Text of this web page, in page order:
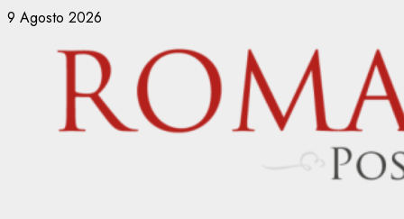
Vai
contenuto
9 Agosto 2026